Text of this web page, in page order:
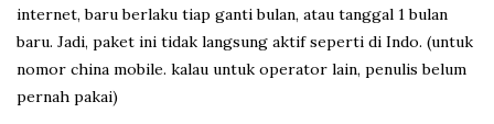
internet, baru berlaku tiap ganti bulan, atau tanggal 1 bulan
baru. Jadi, paket ini tidak langsung aktif seperti di Indo. (untuk
nomor china mobile. kalau untuk operator lain, penulis belum
pernah pakai)